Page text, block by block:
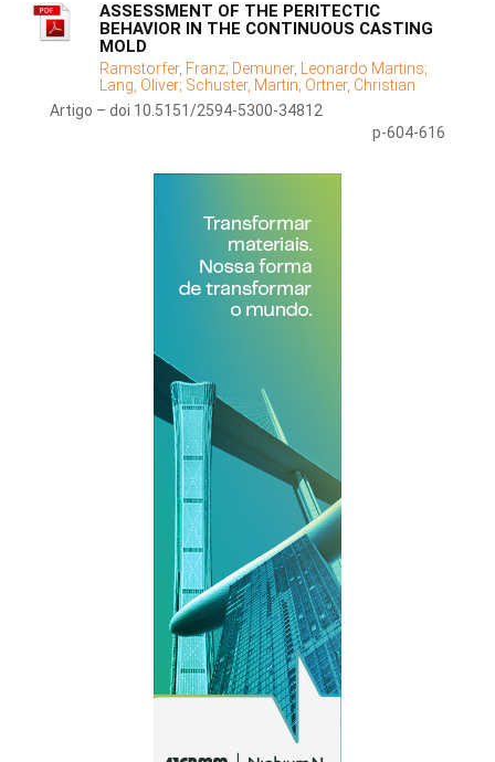
ASSESSMENT OF THE PERITECTIC
BEHAVIOR IN THE CONTINUOUS CASTING
MOLD
Ramstorfer, Franz; Demuner, Leonardo Martins;
Lang, Oliver; Schuster, Martin; Ortner, Christian
Artigo – doi 10.5151/2594-5300-34812
p-604-616